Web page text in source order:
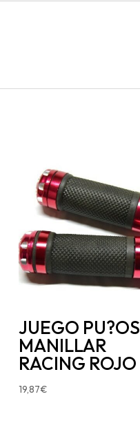
JUEGO PU?OS
MANILLAR
RACING ROJO
19,87€